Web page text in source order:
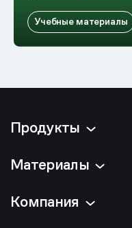
Учебные материалы
Продукты
Материалы
Компания